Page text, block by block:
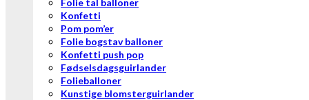
Folie tal balloner
Konfetti
Pom pom’er
Folie bogstav balloner
Konfetti push pop
Fødselsdagsguirlander
Folieballoner
Kunstige blomsterguirlander